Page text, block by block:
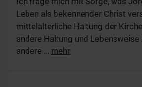
Leben als bekennender Christ
mittelalterliche Haltung der
andere Haltung und Lebensweise
andere … mehr